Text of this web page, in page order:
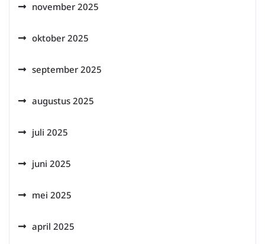
november 2025
oktober 2025
september 2025
augustus 2025
juli 2025
juni 2025
mei 2025
april 2025